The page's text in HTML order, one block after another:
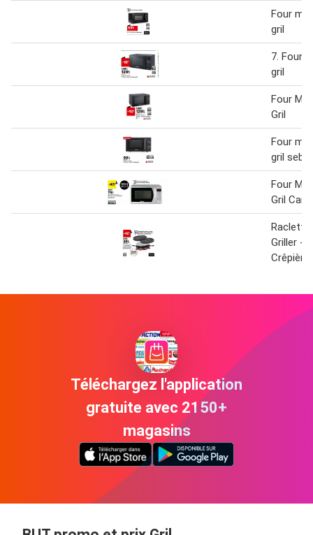
Four
gril
7. Four
gril
Four
Gril
Four
gril seb
Four
Gril
Raclette
Griller -
Crêpière
Téléchargez l'application
gratuite avec 2150+
magasins